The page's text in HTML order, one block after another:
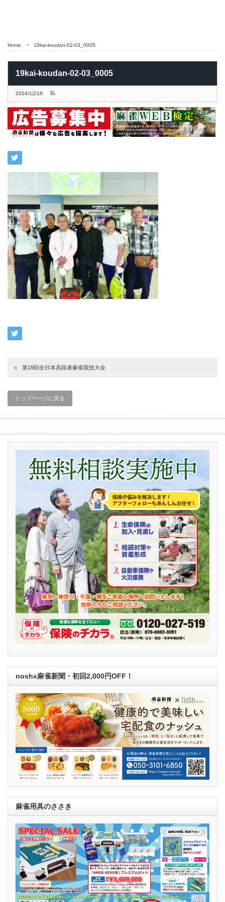
Home 19kai-koudan-02-03_0005
19kai-koudan-02-03_0005
2024/12/18
第19回全日本高段者麻雀競技大会
トップページに戻る
noshx麻雀新聞・初回2,000円OFF！
麻雀用具のささき